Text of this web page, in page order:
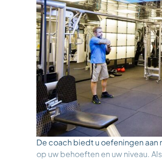
De coach biedt u oefeningen
op uw behoeften en uw niveau.